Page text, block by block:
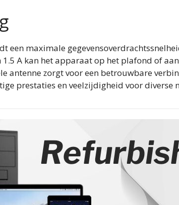
een maximale
1.5 A kan het apparaat op het plafond of
antenne zorgt voor een betrouwbare
prestaties en veelzijdigheid voor diverse